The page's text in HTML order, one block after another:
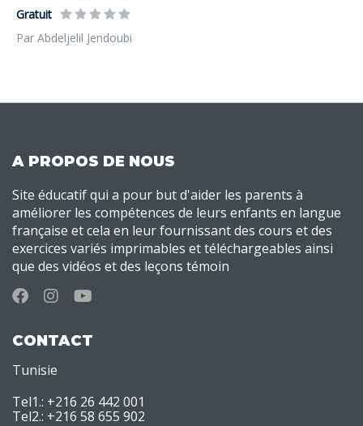
Gratuit
Par Abdeljelil Jendoubi
A PROPOS DE NOUS
Site éducatif qui a pour but d'aider les parents à
améliorer les compétences de leurs enfants en langue
française et cela en leur fournissant des cours et des
exercices variés imprimables et téléchargeables ainsi
que des vidéos et des leçons témoin
CONTACT
Tunisie
Tel1.: +216 26 442 001
Tel2.: +216 58 655 902